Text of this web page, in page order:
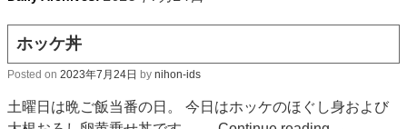
ホッケ丼
Posted on 2023年7月24日 by nihon-ids
土曜日は晩ご飯当番の日。 今日はホッケのほぐし身および